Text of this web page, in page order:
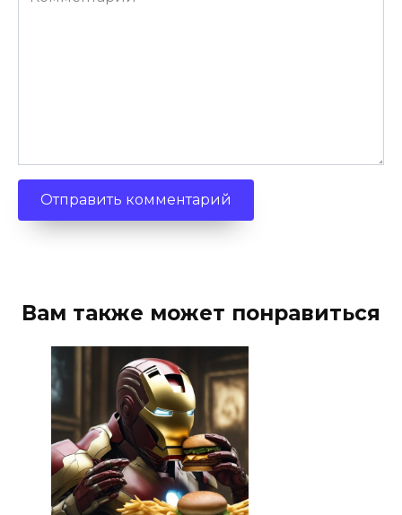
Вам также может понравиться